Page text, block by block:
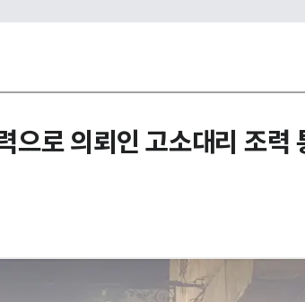
로 의뢰인 고소대리 조력